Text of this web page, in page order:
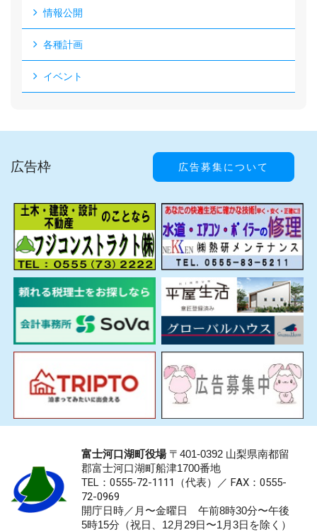
情報公開
各種計画
イベント
広告枠 広告募集について
富士河口湖町役場〒401-0392 山梨県南都留
郡富士河口湖町船津1700番地
TEL：0555-72-1111 （代表）／ FAX：0555-
72-0969
開庁日時／月〜金曜日 午前8時30分〜午後
5時15分（祝日、12月29日〜1月3日を除く）